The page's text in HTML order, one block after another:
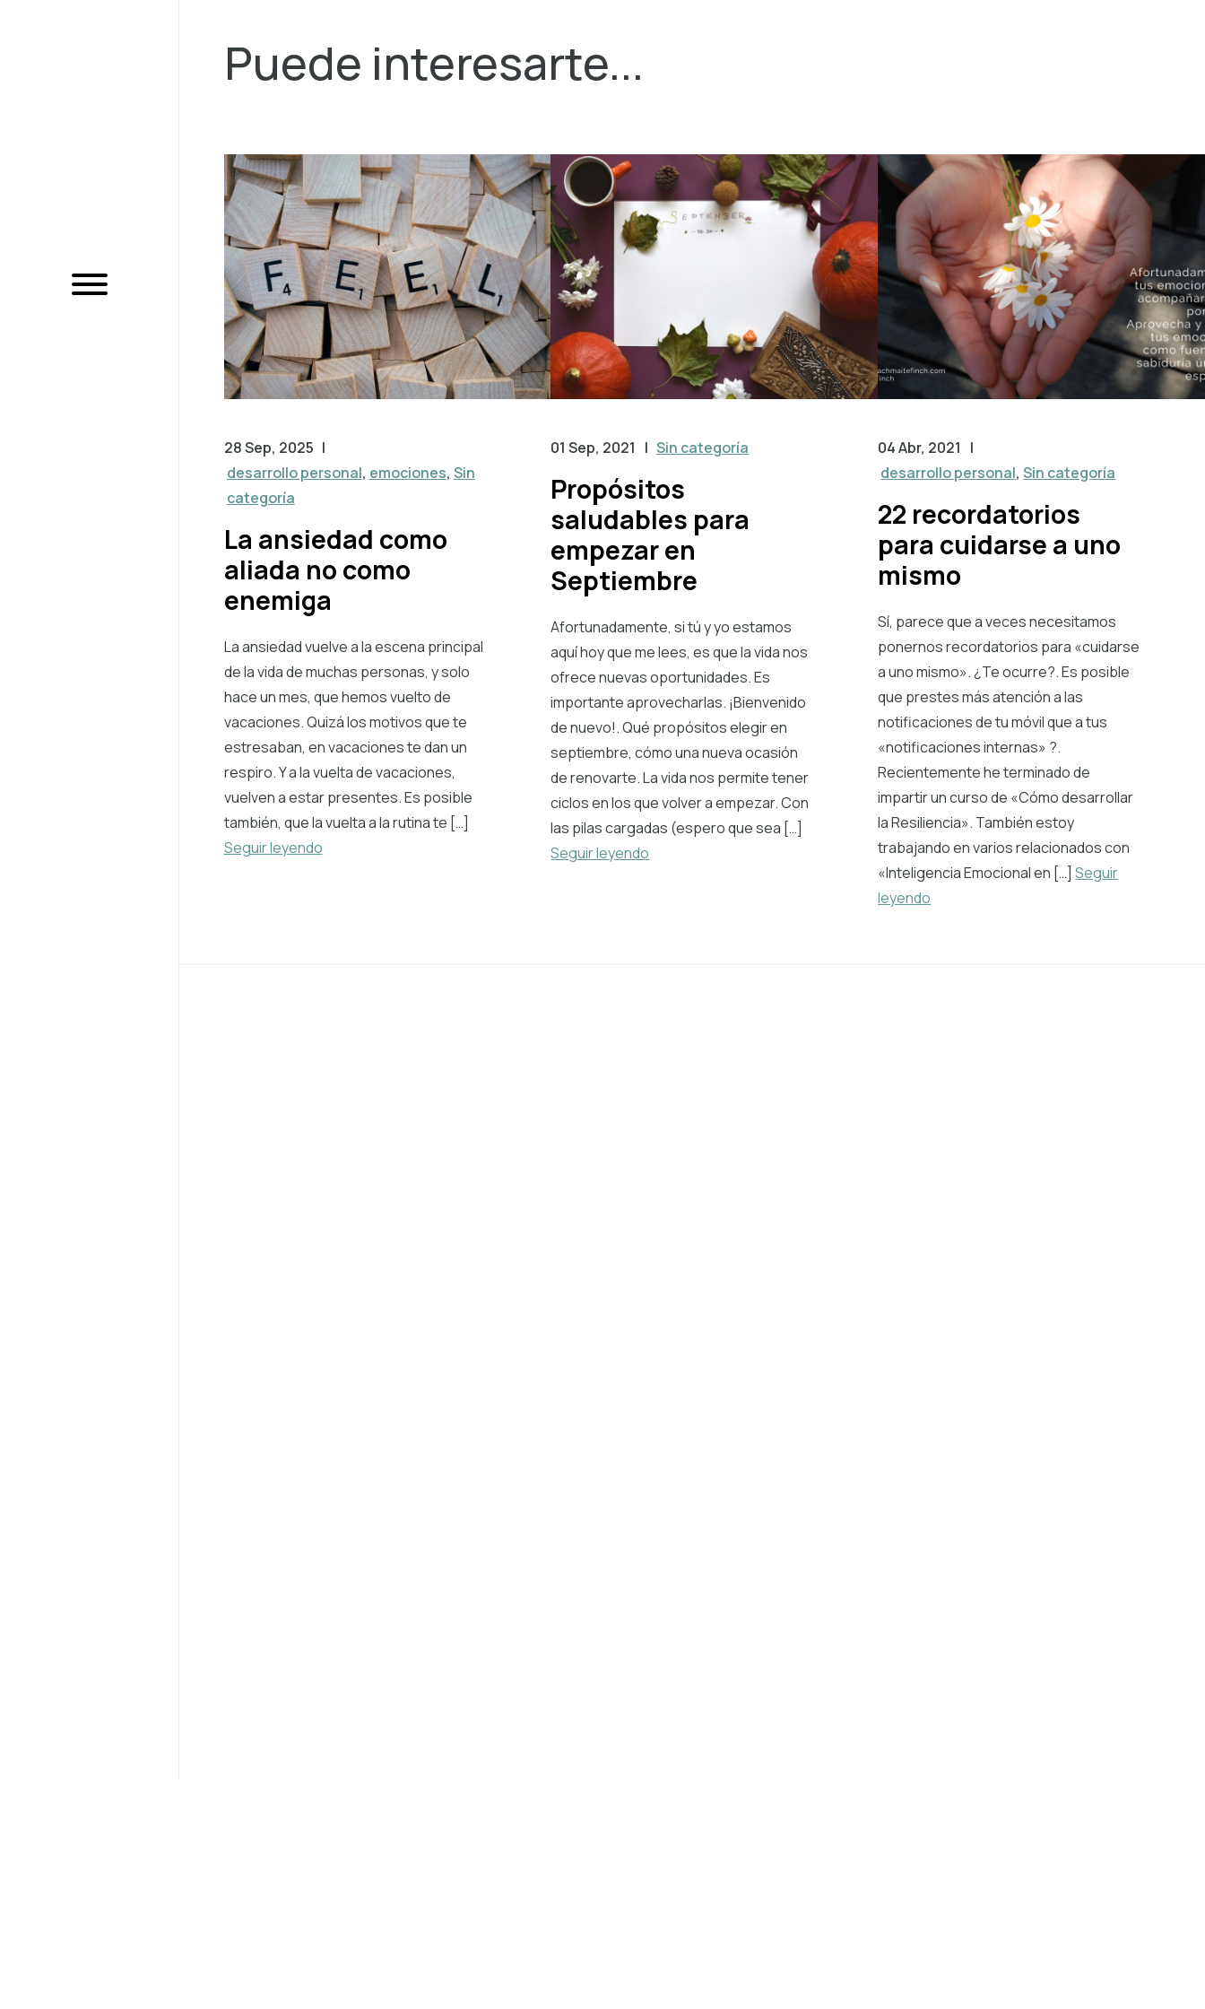
Puede interesarte...
28 Sep, 2025 |
desarrollo personal, emociones, Sin
categoría
La ansiedad como
aliada no como
enemiga
La ansiedad vuelve a la escena principal
de la vida de muchas personas, y solo
hace un mes, que hemos vuelto de
vacaciones. Quizá los motivos que te
estresaban, en vacaciones te dan un
respiro. Y a la vuelta de vacaciones,
vuelven a estar presentes. Es posible
también, que la vuelta a la rutina te […]
Seguir leyendo
01 Sep, 2021 | Sin categoría
Propósitos
saludables para
empezar en
Septiembre
Afortunadamente, si tú y yo estamos
aquí hoy que me lees, es que la vida nos
ofrece nuevas oportunidades. Es
importante aprovecharlas. ¡Bienvenido
de nuevo!. Qué propósitos elegir en
septiembre, cómo una nueva ocasión
de renovarte. La vida nos permite tener
ciclos en los que volver a empezar. Con
las pilas cargadas (espero que sea […]
Seguir leyendo
04 Abr, 2021 |
desarrollo personal,Sin categoría
22 recordatorios
para cuidarse a uno
mismo
Sí, parece que a veces necesitamos
ponernos recordatorios para «cuidarse
a uno mismo». ¿Te ocurre?. Es posible
que prestes más atención a las
notificaciones de tu móvil que a tus
«notificaciones internas» ?.
Recientemente he terminado de
impartir un curso de «Cómo desarrollar
la Resiliencia». También estoy
trabajando en varios relacionados con
«Inteligencia Emocional en […]Seguir
leyendo